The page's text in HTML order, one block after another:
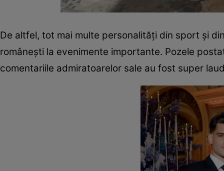
De altfel, tot mai multe personalități din sport și
românești la evenimente importante. Pozele
comentariile admiratoarelor sale au fost super